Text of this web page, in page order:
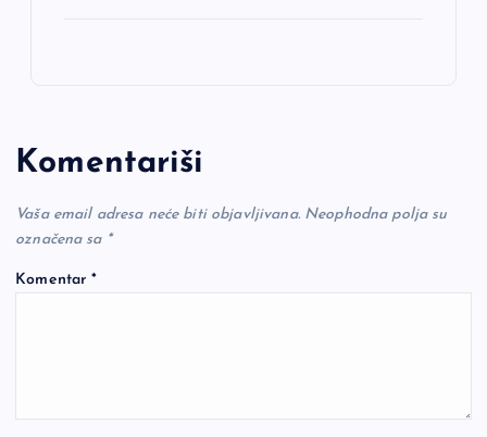
Komentariši
Vaša email adresa neće biti objavljivana. Neophodna polja su
označena sa *
Komentar*